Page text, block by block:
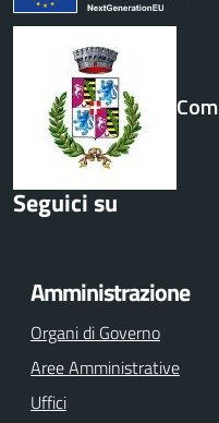
Seguici su
Amministrazione
Organi di Governo
Aree Amministrative
Uffici